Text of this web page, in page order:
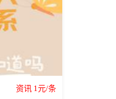
资讯 1元/条